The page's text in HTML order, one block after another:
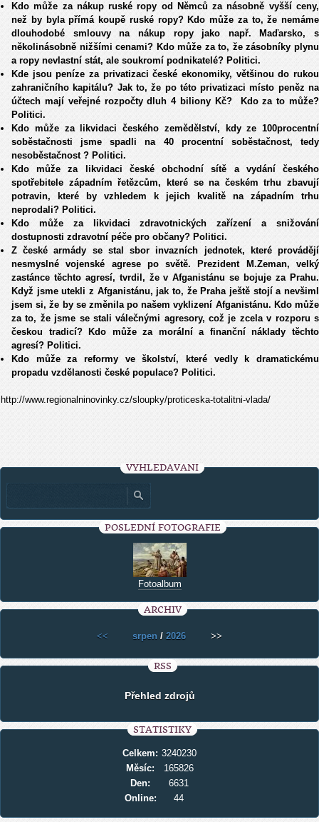
Kdo může za nákup ruské ropy od Němců za násobně vyšší ceny,
než by byla přímá koupě ruské ropy? Kdo může za to, že nemáme
dlouhodobé smlouvy na nákup ropy jako např. Maďarsko, s
několinásobně nižšími cenami? Kdo může za to, že zásobníky plynu
a ropy nevlastní stát, ale soukromí podnikatelé? Politici.
Kde jsou peníze za privatizaci české ekonomiky, většinou do rukou
zahraničního kapitálu? Jak to, že po této privatizaci místo peněz na
účtech mají veřejné rozpočty dluh 4 biliony Kč? Kdo za to může?
Politici.
Kdo může za likvidaci českého zemědělství, kdy ze 100procentní
soběstačnosti jsme spadli na 40 procentní soběstačnost, tedy
nesoběstačnost ? Politici.
Kdo může za likvidaci české obchodní sítě a vydání českého
spotřebitele západním řetězcům, které se na českém trhu zbavují
potravin, které by vzhledem k jejich kvalitě na západním trhu
neprodali? Politici.
Kdo může za likvidaci zdravotnických zařízení a snižování
dostupnosti zdravotní péče pro občany? Politici.
Z české armády se stal sbor invazních jednotek, které provádějí
nesmyslné vojenské agrese po světě. Prezident M.Zeman, velký
zastánce těchto agresí, tvrdil, že v Afganistánu se bojuje za Prahu.
Když jsme utekli z Afganistánu, jak to, že Praha ještě stojí a nevšiml
jsem si, že by se změnila po našem vyklizení Afganistánu. Kdo může
za to, že jsme se stali válečnými agresory, což je zcela v rozporu s
českou tradicí? Kdo může za morální a finanční náklady těchto
agresí? Politici.
Kdo může za reformy ve školství, které vedly k dramatickému
propadu vzdělanosti české populace? Politici.
http://www.regionalninovinky.cz/sloupky/proticeska-totalitni-vlada/
VYHLEDÁVÁNÍ
POSLEDNÍ FOTOGRAFIE
Fotoalbum
ARCHIV
<< srpen / 2026 >>
RSS
Přehled zdrojů
STATISTIKY
Online: 44
Celkem: 3240230
Měsíc:
165826
Den:
6631